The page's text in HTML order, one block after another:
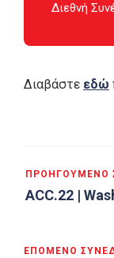
Διεθνή
Διαβάστε εδώ
άρθρων
ΠΡΟΗΓΟΎΜΕΝΟ
ACC.22 |
ΕΠΌΜΕΝΟ